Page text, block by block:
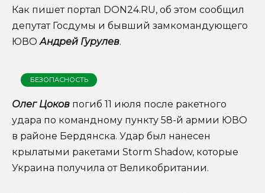
Как пишет портал DON24.RU, об этом сообщил
депутат Госдумы и бывший замкомандующего
ЮВО Андрей Гурулев.
БЕЗОПАСНОСТЬ
Олег Цоков погиб 11 июля после ракетного
удара по командному пункту 58-й армии ЮВО
в районе Бердянска. Удар был нанесен
крылатыми ракетами Storm Shadow, которые
Украина получила от Великобритании.